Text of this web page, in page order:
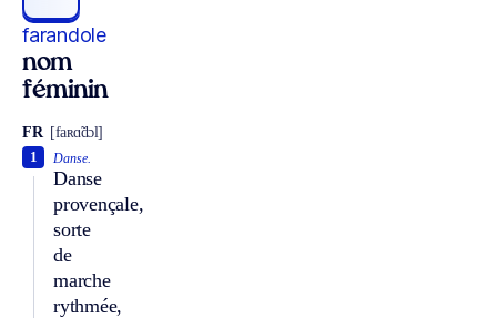
farandole
nom
féminin
FR [faʀɑ̃dɔl]
Danse.
Danse
provençale,
sorte
de
marche
rythmée,
1